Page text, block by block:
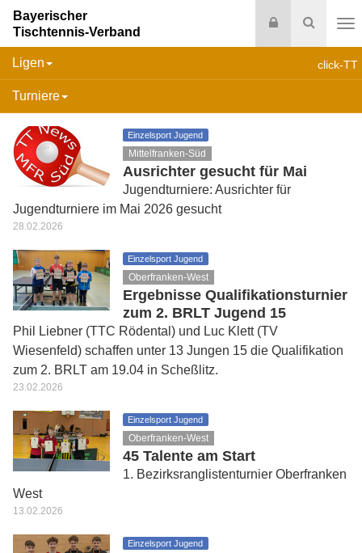
Suche
Login
Bayerischer
Tischtennis-Verband
click-TT
Ligen
Turniere
Einzelsport Jugend
Mittelfranken-Süd
Ausrichter gesucht für Mai
Jugendturniere: Ausrichter für
Jugendturniere im Mai 2026 gesucht
28.02.2026
Einzelsport Jugend
Oberfranken-West
Ergebnisse Qualifikationsturnier
zum 2. BRLT Jugend 15
Phil Liebner (TTC Rödental) und Luc Klett (TV
Wiesenfeld) schaffen unter 13 Jungen 15 die Qualifikation
zum 2. BRLT am 19.04 in Scheßlitz.
23.02.2026
Einzelsport Jugend
Oberfranken-West
45 Talente am Start
1. Bezirksranglistenturnier Oberfranken
West
13.02.2026
Einzelsport Jugend